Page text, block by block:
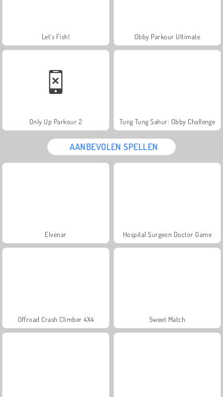
Let's Fish! Obby Parkour Ultimate
Only Up Parkour 2 Tung Tung Sahur: Obby Challenge
AANBEVOLEN SPELLEN
Elvenar Hospital Surgeon Doctor Game
Offroad Crash Climber 4X4 Sweet Match